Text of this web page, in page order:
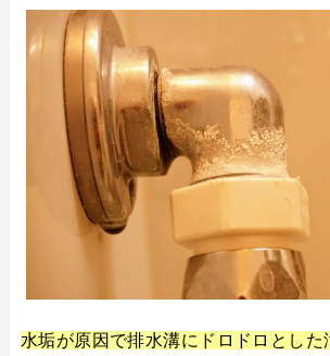
水垢が原因で排水溝にドロドロとした